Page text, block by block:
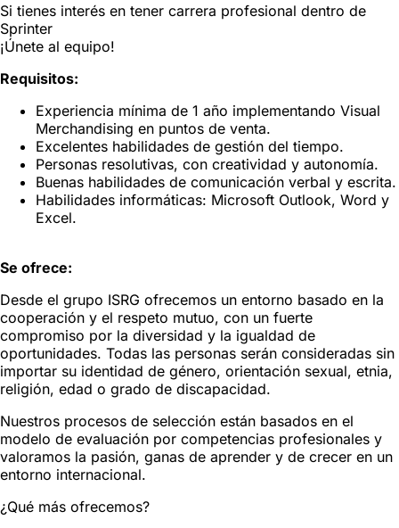
Si tienes interés en tener carrera profesional dentro de
Sprinter
¡Únete al equipo!
Requisitos:
Experiencia mínima de 1 año implementando Visual
Merchandising en puntos de venta.
Excelentes habilidades de gestión del tiempo.
Personas resolutivas, con creatividad y autonomía.
Buenas habilidades de comunicación verbal y escrita.
Habilidades informáticas: Microsoft Outlook, Word y
Excel.
Se ofrece:
Desde el grupo ISRG ofrecemos un entorno basado en la
cooperación y el respeto mutuo, con un fuerte
compromiso por la diversidad y la igualdad de
oportunidades. Todas las personas serán consideradas sin
importar su identidad de género, orientación sexual, etnia,
religión, edad o grado de discapacidad.
Nuestros procesos de selección están basados en el
modelo de evaluación por competencias profesionales y
valoramos la pasión, ganas de aprender y de crecer en un
entorno internacional.
¿Qué más ofrecemos?